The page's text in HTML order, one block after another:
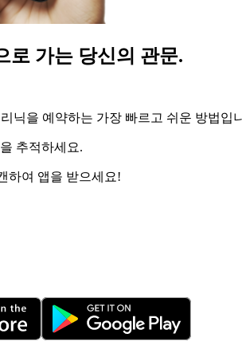
로 가는 당신의 관문.
닉을 예약하는 가장 빠르고 쉬운 방법입
추적하세요.
하여 앱을 받으세요!